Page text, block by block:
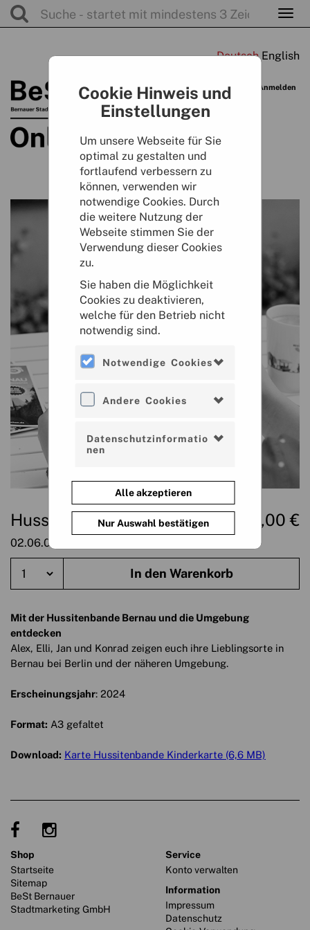
Cookie Hinweis und
Einstellungen
Um unsere Webseite für Sie
optimal zu gestalten und
fortlaufend verbessern zu
können, verwenden wir
notwendige Cookies. Durch
die weitere Nutzung der
Webseite stimmen Sie der
Verwendung dieser Cookies
zu.
Sie haben die Möglichkeit
Cookies zu deaktivieren,
welche für den Betrieb nicht
notwendig sind.
Notwendige Cookies
Andere Cookies
Datenschutzinformatio
nen
Alle akzeptieren
Nur Auswahl bestätigen
Warenkorb
0 Artikel 0,00 €
Anmelden
Nils Lönnies
0,00 €
Hussitenbande „Kinderkarte“
02.06.0020
Mit der Hussitenbande Bernau und die Umgebung
entdecken
Alex, Elli, Jan und Konrad zeigen euch ihre Lieblingsorte in
Bernau bei Berlin und der näheren Umgebung.
Erscheinungsjahr: 2024
Format: A3 gefaltet
Download: Karte Hussitenbande Kinderkarte (6,6 MB)
shop
Startseite
Sitemap
BeSt Bernauer
Stadtmarketing GmbH
service
Konto verwalten
information
Impressum
Datenschutz